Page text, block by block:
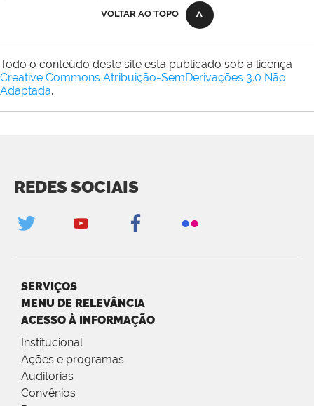
VOLTAR AO TOPO
Todo o conteúdo deste site está publicado sob a licença
Creative Commons Atribuição-SemDerivações 3.0 Não
Adaptada.
REDES SOCIAIS
SERVIÇOS
MENU DE RELEVÂNCIA
ACESSO À INFORMAÇÃO
Institucional
Ações e programas
Auditorias
Convênios